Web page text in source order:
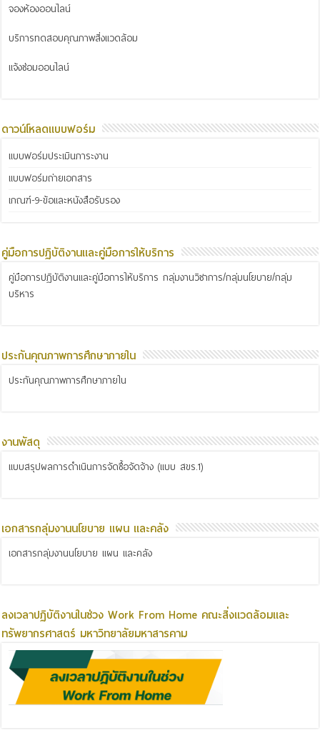
จองห้องออนไลน์
บริการทดสอบคุณภาพสิ่งแวดล้อม
แจ้งซ่อมออนไลน์
ดาวน์โหลดแบบฟอร์ม
แบบฟอร์มประเมินภาระงาน
แบบฟอร์มถ่ายเอกสาร
เกณฑ์-9-ข้อและหนังสือรับรอง
คู่มือการปฏิบัติงานและคู่มือการให้บริการ
คู่มือการปฏิบัติงานและคู่มือการให้บริการ กลุ่มงานวิชาการ/กลุ่มนโยบาย/กลุ่ม
บริหาร
ประกันคุณภาพการศึกษาภายใน
ประกันคุณภาพการศึกษาภายใน
งานพัสดุ
แบบสรุปผลการดำเนินการจัดซื้อจัดจ้าง (แบบ สขร.1)
เอกสารกลุ่มงานนโยบาย แผน และคลัง
เอกสารกลุ่มงานนโยบาย แผน และคลัง
ลงเวลาปฏิบัติงานในช่วง Work From Home คณะสิ่งแวดล้อมและ
ทรัพยากรศาสตร์ มหาวิทยาลัยมหาสารคาม